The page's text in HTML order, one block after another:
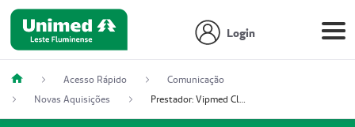
Login
Acesso Rápido
Comunicação
Novas Aquisições
Prestador: Vipmed Clínica Geral Ltda, 51004349-0 (Nome Fantasia: Policlínica Master)